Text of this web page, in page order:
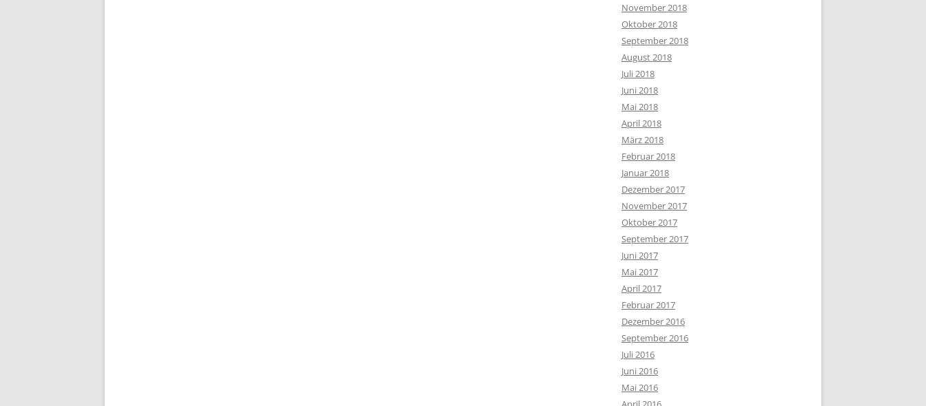
November 2018
Oktober 2018
September 2018
August 2018
Juli 2018
Juni 2018
Mai 2018
April 2018
März 2018
Februar 2018
Januar 2018
Dezember 2017
November 2017
Oktober 2017
September 2017
Juni 2017
Mai 2017
April 2017
Februar 2017
Dezember 2016
September 2016
Juli 2016
Juni 2016
Mai 2016